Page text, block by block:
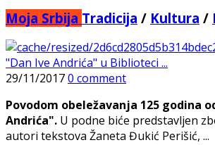
Moja Srbija Tradicija / Kultura /
"Dan Ive Andrića" u Biblioteci ...
29/11/20170 comment
Povodom obeležavanja 125 godina
Andrića". U podne biće predstavljen
autori tekstova Žaneta Đukić Perišić, ...